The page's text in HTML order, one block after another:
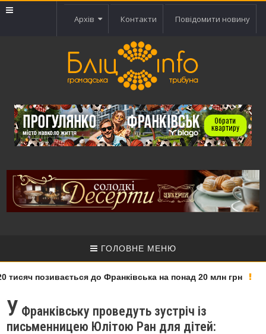
Архів Контакти Повідомити новину
ГОЛОВНЕ МЕНЮ
позивається до Франківська на понад 20 млн грн
У Франківську проведуть зустріч із
письменницею Юлітою Ран для дітей: